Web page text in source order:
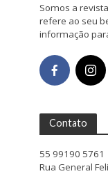
Somos a
refere ao seu
informação
Contato
55 99190 5761
Rua General